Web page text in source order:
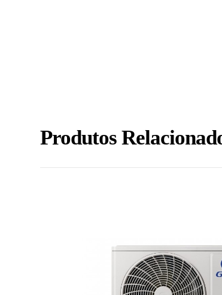
Produtos